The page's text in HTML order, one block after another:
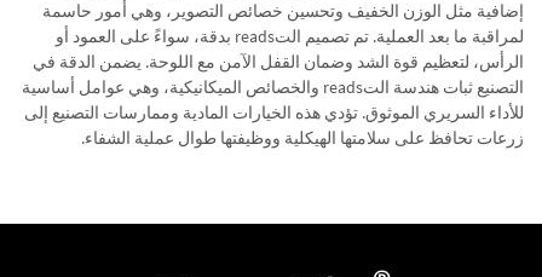
إضافية مثل الوزن الخفيف وتحسين خصائص التصوير، وهي أمور حاسمة
لمراقبة ما بعد العملية. تم تصميم التreads بدقة، سواءً على العمود أو
الرأس، لتعظيم قوة الشد وضمان القفل الآمن مع اللوحة. يضمن الدقة في
التصنيع ثبات هندسة التreads والخصائص الميكانيكية، وهي عوامل أساسية
للأداء السريري الموثوق. تؤدي هذه الخيارات المادية وممارسات التصنيع إلى
زرعات تحافظ على سلامتها الهيكلية ووظيفتها طوال عملية الشفاء.